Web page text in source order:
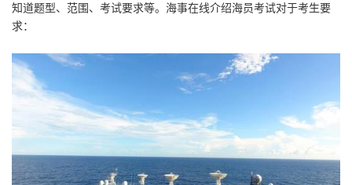
知道题型、范围、考试要求等。海事在线介绍海员考试对于考生要
求：